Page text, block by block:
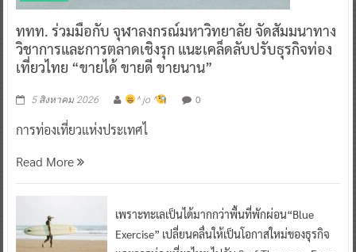
ททท. ร่วมมือกับ จุฬาลงกรณ์มหาวิทยาลัย จัดสัมมนาทาง
วิชาการและการตลาดเชิงรุก แนะเคล็ดลับปรับธุรกิจท่อง
เที่ยวไทย “ขายได้ ขายดี ขายนาน”
5 สิงหาคม 2026 ^ jo ^ 0
การท่องเที่ยวแห่งประเทศไ
Read More
เพราะทะเลเป็นได้มากกว่าพื้นที่พักผ่อน“Blue
Exercise” เปลี่ยนคลื่นให้เป็นโอกาสใหม่ของธุรกิจ